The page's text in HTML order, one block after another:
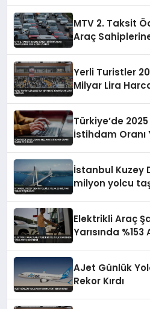
MTV 2. Taksit
Araç
Yerli Turistler
Milyar Lira
Türkiye’de
İstihdam Oranı
İstanbul Kuzey
milyon yolcu
Elektrikli Araç
Yarısında
AJet Günlük
Rekor Kırdı